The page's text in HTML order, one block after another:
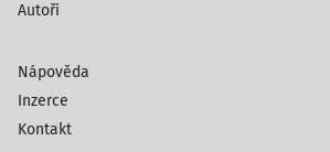
Autoři
Nápověda
Inzerce
Kontakt